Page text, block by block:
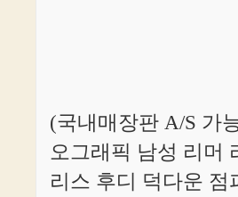
(국내매장판 A/S 가
오그래픽 남성 리머
리스 후디 덕다운 점